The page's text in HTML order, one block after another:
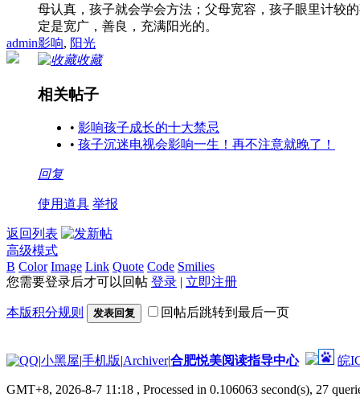
admin
母认真，孩子就会学会方法；父母宽容，孩子眼里计较
定是宽广，善良，充满阳光的。
影响, 阳光
收藏
相关帖子
• 影响孩子成长的十大禁忌
• 孩子沉迷电视会影响一生！再不注意就晚了！
回复
使用道具 举报
返回列表
高级模式
B Color Image Link Quote Code Smilies
您需要登录后才可以回帖 登录 | 立即注册
本版积分规则 发表回复 回帖后跳转到最后一页
|小黑屋|手机版|Archiver|合肥悦美阅读指导中心 皖
GMT+8, 2026-8-7 11:18 , Processed in 0.106063 second(s), 27